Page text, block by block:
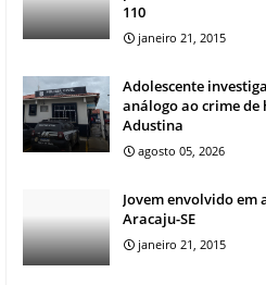
110
janeiro 21, 2015
Adolescente
análogo ao crime
Adustina
agosto 05, 2026
Jovem envolvido em
Aracaju-SE
janeiro 21, 2015